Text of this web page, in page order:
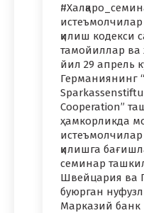
истеъмолчилар
қилиш кодекси
тамойиллар ва
йил 29 апрель
Германиянинг
Cooperation”
ҳамкорликда
истеъмолчилар
қилишга
семинар
Швейцария ва
буюрган
Марказий банк